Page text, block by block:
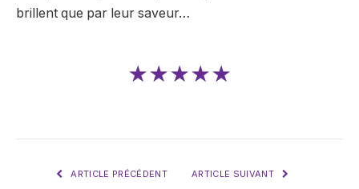
brillent que par leur saveur…
★★★★★
ARTICLE PRÉCÉDENT ARTICLE SUIVANT